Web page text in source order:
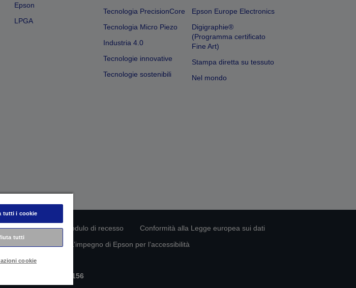
Epson
LPGA
Tecnologia PrecisionCore
Tecnologia Micro Piezo
Industria 4.0
Tecnologie innovative
Tecnologie sostenibili
Epson Europe Electronics
Digigraphie®
(Programma certificato
Fine Art)
Stampa diretta su tessuto
Nel mondo
sulla privacy Modulo di recesso
Conformità alla Legge europea sui dati
L’impegno di Epson per l’accessibilità
2026 Seiko Epson
| P.IVA IT07511580156
tutti i cookie
tutti
cookie